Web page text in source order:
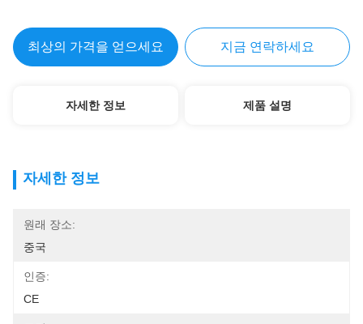
최상의 가격을 얻으세요 지금 연락하세요
자세한 정보 제품 설명
자세한 정보
원래 장소:
중국
인증:
CE